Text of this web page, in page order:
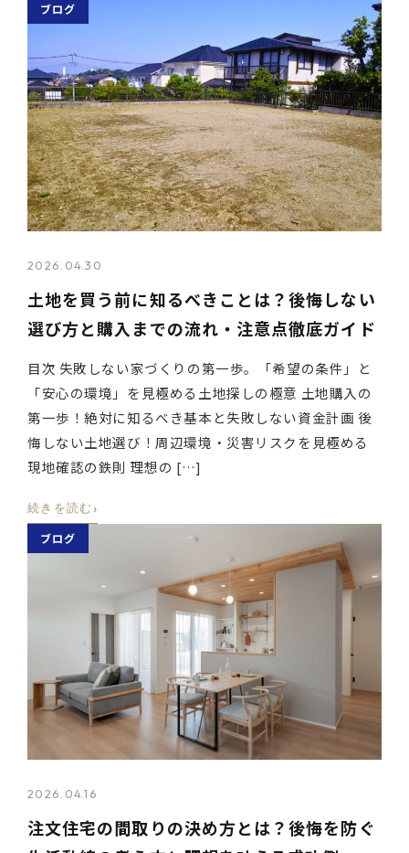
ブログ
2026.04.30
土地を買う前に知るべきことは？後悔しない
選び方と購入までの流れ・注意点徹底ガイド
目次 失敗しない家づくりの第一歩。「希望の条件」と
「安心の環境」を見極める土地探しの極意 土地購入の
第一歩！絶対に知るべき基本と失敗しない資金計画 後
悔しない土地選び！周辺環境・災害リスクを見極める
現地確認の鉄則 理想の […]
続きを読む ›
ブログ
2026.04.16
注文住宅の間取りの決め方とは？後悔を防ぐ